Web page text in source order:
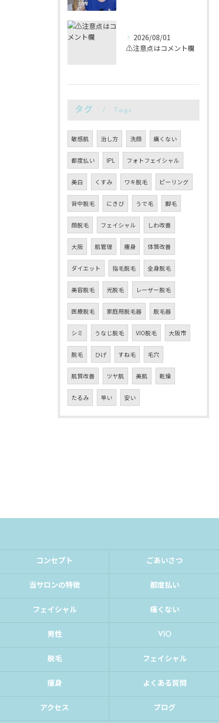
2026/08/01
⚠️注意点はコメント欄
タグ Tags
敏感肌 治し方 洗顔 痛くない
都度払い IPL フォトフェイシャル
美白 くすみ ワキ脱毛 ピーリング
背中脱毛 にきび うで毛 脚毛
顔脱毛 フェイシャル しわ改善
大阪 肌管理 痩身 体質改善
ダイエット 指毛脱毛 全身脱毛
美容脱毛 光脱毛 レーザー脱毛
医療脱毛 家庭用脱毛器 脱毛器
シミ うなじ脱毛 VIO脱毛 大阪市
脱毛 ひげ すね毛 毛穴
肌質改善 ツヤ肌 美肌 乾燥
たるみ 早い 安い
コンセプト ごあいさつ
当サロンの特徴 都度払い
フェイシャル 痛くない
男性 VIO
脱毛 フェイシャル
痩身 よくある質問
アクセス ブログ